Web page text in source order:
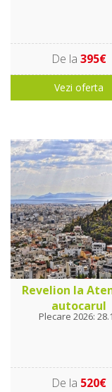
De la 395€
Vezi oferta
Revelion la
autocarul
Plecare 2026:
De la 520€